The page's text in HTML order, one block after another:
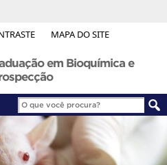
MAPA DO SITE
em Bioquímica e